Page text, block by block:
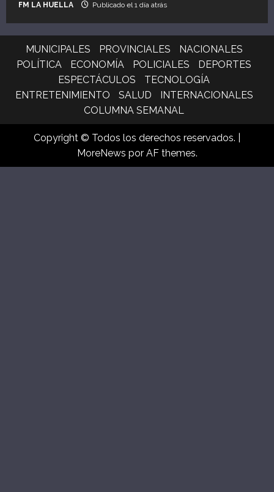
FM LA HUELLA Publicado el 1 día atrás
MUNICIPALES PROVINCIALES
NACIONALES
POLÍTICA
ECONOMÍA POLICIALES
DEPORTES
ESPECTÁCULOS
TECNOLOGÍA
ENTRETENIMIENTO
SALUD
INTERNACIONALES
COLUMNA SEMANAL
Copyright © Todos los derechos reservados.
MoreNews por AF themes.